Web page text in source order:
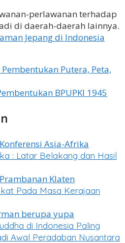
perlawanan terhadap
di daerah-daerah lainnya.
Jepang di Indonesia
Putera, Peta,
BPUPKI 1945
: Latar Belakang dan Hasil
Pada Masa Kerajaan
di Indonesia Paling
Awal Peradaban Nusantara